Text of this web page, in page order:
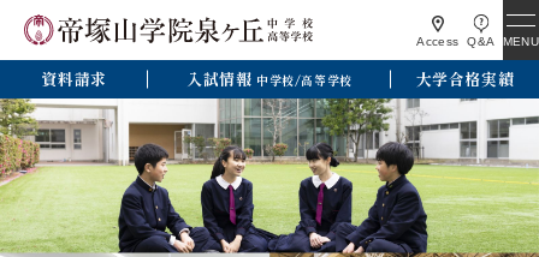
Access Q&A MENU
資料請求 入試情報 中学校/高等学校 大学合格実績